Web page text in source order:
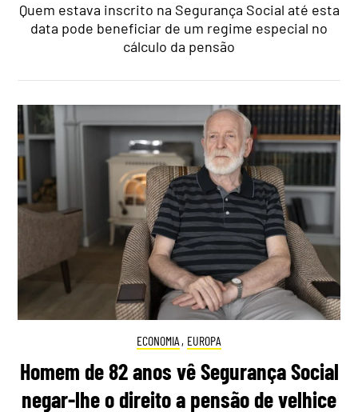
Quem estava inscrito na Segurança Social até esta
data pode beneficiar de um regime especial no
cálculo da pensão
ECONOMIA , EUROPA
Homem de 82 anos vê Segurança Social
negar-lhe o direito a pensão de velhice